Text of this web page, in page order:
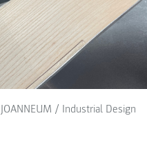
/ Industrial Design